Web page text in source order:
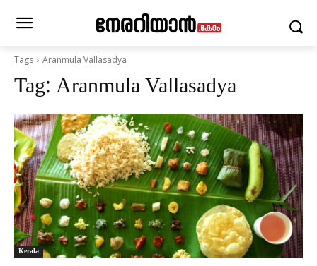
Tags Aranmula Vallasadya
Tag: Aranmula Vallasadya
Kerala